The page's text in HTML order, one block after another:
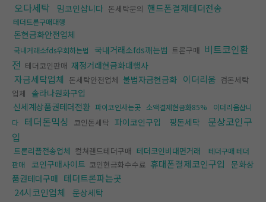
오다세탁 밈코인삽니다 돈세탁문의 핸드폰결제테더전송
테더트론구매대행
돈현금화안전업체
국내거래소fds우회하는법 국내거래소fds깨는법 트론구매 비트코인환
전 테더코인판매 재정거래현금화대행사
자금세탁업체 돈세탁안전업체 불법자금현금화 이더리움 검돈세탁
업체 솔라나원화구입
신세계상품권테더전환 파이코인사는곳 소액결제현금화85%
이더리움삽니
다
테더돈믹싱 코인돈세탁 파이코인구입 핑돈세탁
문상코인구
입
트론리플전송업체 컬쳐랜드테더구매 테더코인비대면거래
테더구매 테더
판매
코인구매사이트 코인현금화수수료 휴대폰결제코인구입 문화상
품권테더구매 테더트론파는곳
24시코인업체
문상세탁